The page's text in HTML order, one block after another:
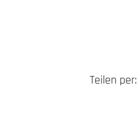
Teilen per: